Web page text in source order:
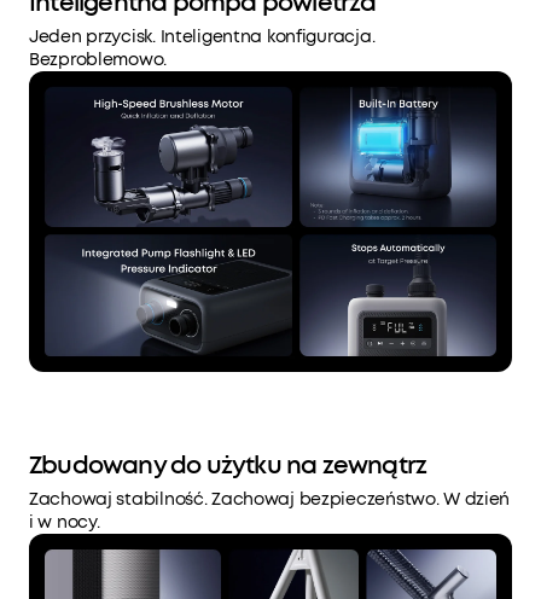
Jeden przycisk. Inteligentna konfiguracja.
Bezproblemowo.
Zbudowany do użytku na zewnątrz
Zachowaj stabilność. Zachowaj bezpieczeństwo. W dzień
i w nocy.